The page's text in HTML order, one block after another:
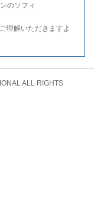
のソフィ
理解いただきますよ